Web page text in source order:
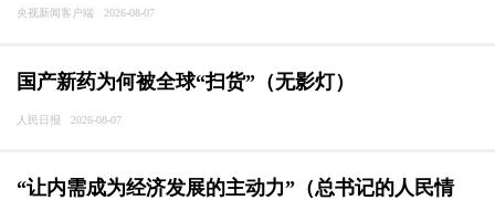
央视新闻客户端 2026-08-07
国产新药为何被全球“扫货”（无影灯）
人民日报 2026-08-07
“让内需成为经济发展的主动力”（总书记的人民情